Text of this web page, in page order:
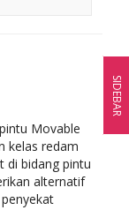
Movable
kelas redam
di bidang pintu
alternatif
SIDEBAR